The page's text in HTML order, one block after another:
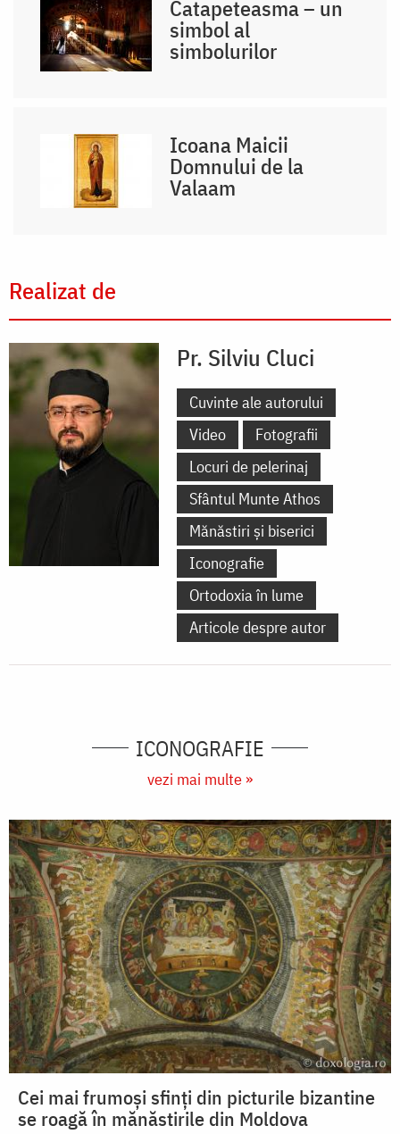
Catapeteasma – un
simbol al
simbolurilor
Icoana Maicii
Domnului de la
Valaam
Realizat de
Pr. Silviu Cluci
Cuvinte ale autorului
Video
Fotografii
Locuri de pelerinaj
Sfântul Munte Athos
Mănăstiri și biserici
Iconografie
Ortodoxia în lume
Articole despre autor
ICONOGRAFIE
vezi mai multe »
Cei mai frumoși sfinți din picturile bizantine
se roagă în mănăstirile din Moldova